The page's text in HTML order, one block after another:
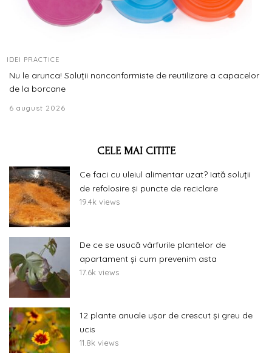
IDEI PRACTICE
Nu le arunca! Soluții nonconformiste de reutilizare a capacelor
de la borcane
6 august 2026
CELE MAI CITITE
Ce faci cu uleiul alimentar uzat? Iată soluții
de refolosire și puncte de reciclare
19.4k views
De ce se usucă vârfurile plantelor de
apartament și cum prevenim asta
17.6k views
12 plante anuale ușor de crescut și greu de
ucis
11.8k views